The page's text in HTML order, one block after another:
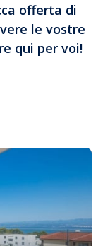
offerta di
le vostre
qui per voi!